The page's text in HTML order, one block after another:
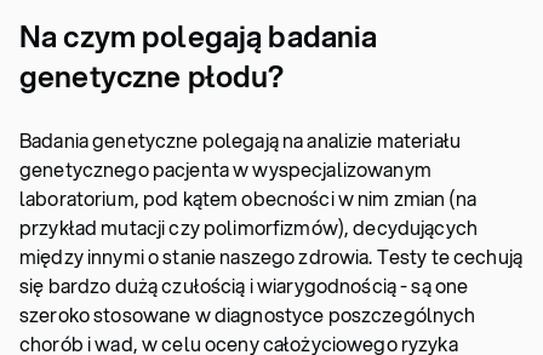
Na czym polegają badania
genetyczne płodu?
Badania genetyczne polegają na analizie materiału
genetycznego pacjenta w wyspecjalizowanym
laboratorium, pod kątem obecności w nim zmian (na
przykład mutacji czy polimorfizmów), decydujących
między innymi o stanie naszego zdrowia. Testy te cechują
się bardzo dużą czułością i wiarygodnością - są one
szeroko stosowane w diagnostyce poszczególnych
chorób i wad, w celu oceny całożyciowego ryzyka